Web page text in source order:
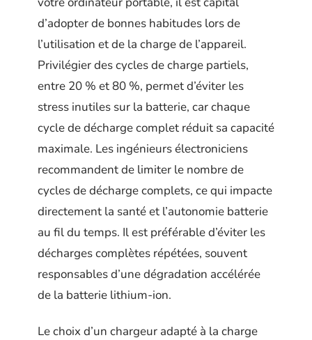
d’adopter de bonnes habitudes lors de
l’utilisation et de la charge de l’appareil.
Privilégier des cycles de charge partiels,
entre 20 % et 80 %, permet d’éviter les
stress inutiles sur la batterie, car chaque
cycle de décharge complet réduit sa capacité
maximale. Les ingénieurs électroniciens
recommandent de limiter le nombre de
cycles de décharge complets, ce qui impacte
directement la santé et l’autonomie batterie
au fil du temps. Il est préférable d’éviter les
décharges complètes répétées, souvent
responsables d’une dégradation accélérée
de la batterie lithium-ion.
Le choix d’un chargeur adapté à la charge